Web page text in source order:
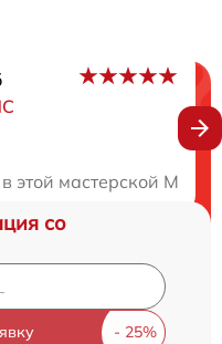
этой мастерской
со